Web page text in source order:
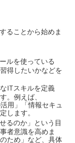
ることから始めま
ルを使っている
得したいかなどを
ITスキルを定義
。例えば、
用」「情報セキュ
します。
るのか」という目
者意識を高めま
ため」など、具体